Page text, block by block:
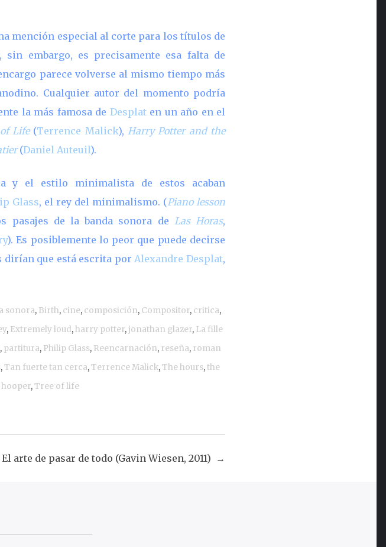
mención especial al corte para los títulos de
sin embargo, es precisamente esa falta de
parece volverse al mismo tiempo más
Cualquier autor del momento podría
la más famosa de Desplaten un año en el
Life(Terrence Malick), Harry Potter and the
(Daniel Auteuil).
y el estilo minimalista de estos acaban
Glass, el rey del minimalismo. (Piano lesson
pasajes de la banda sonora de Las Horas,
). Es posiblemente lo peor que puede decirse
dirían que está escrita porAlexandre Desplat,
sonora, Birth, cine, composición, Compositor, critica,
, Extremely loud ,harry potter,jonathan glazer, La fille
, partitura, Philip Glass, Reencarnación, reseña, roman
,Tan fuerte tan cerca,Terrence Malick,The hours,the
,Tree of life
El arte de pasar de todo (Gavin Wiesen, 2011)